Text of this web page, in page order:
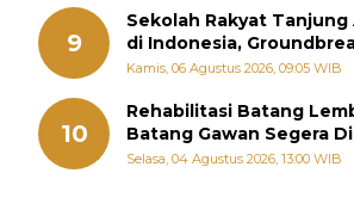
9
Sekolah Rakyat Tanjung
di Indonesia,
September
Kamis, 06 Agustus 2026, 09:05 WIB
10
Rehabilitasi Batang
Batang Gawan Segera
Rolanda Pastikan Proyek
Selasa, 04 Agustus 2026, 13:00 WIB